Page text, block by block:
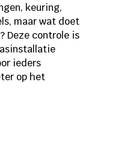
keuring,
maar wat doet
Deze controle is
ieders
op het